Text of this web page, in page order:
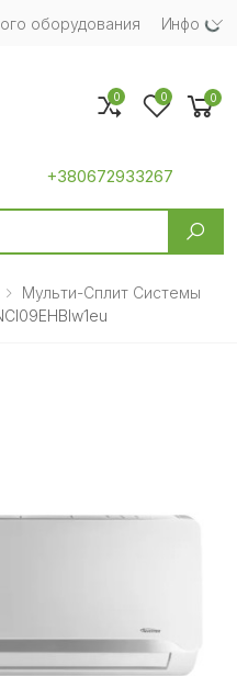
оборудования Инфо
+380672933267
0 0 0
Мульти-Сплит Системы